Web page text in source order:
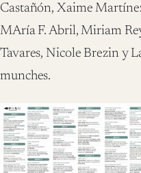
Castañón, Xaime
MAría F. Abril, Miriam
Tavares, Nicole Brezin y
munches.